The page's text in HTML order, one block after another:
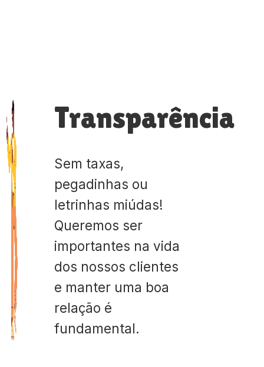
Transparência
Sem taxas,
pegadinhas ou
letrinhas miúdas!
Queremos ser
importantes na vida
dos nossos clientes
e manter uma boa
relação é
fundamental.